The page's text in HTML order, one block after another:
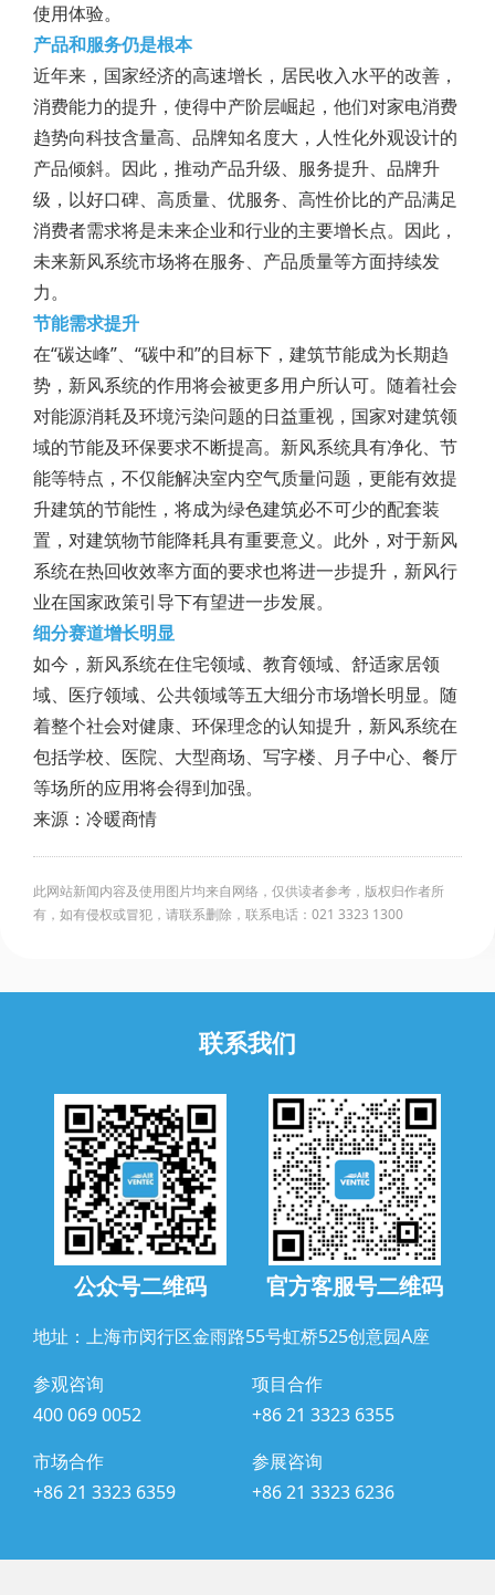
使用体验。
产品和服务仍是根本
近年来，国家经济的高速增长，居民收入水平的改善，
消费能力的提升，使得中产阶层崛起，他们对家电消费
趋势向科技含量高、品牌知名度大，人性化外观设计的
产品倾斜。因此，推动产品升级、服务提升、品牌升
级，以好口碑、高质量、优服务、高性价比的产品满足
消费者需求将是未来企业和行业的主要增长点。因此，
未来新风系统市场将在服务、产品质量等方面持续发
力。
节能需求提升
在“碳达峰”、“碳中和”的目标下，建筑节能成为长期趋
势，新风系统的作用将会被更多用户所认可。随着社会
对能源消耗及环境污染问题的日益重视，国家对建筑领
域的节能及环保要求不断提高。新风系统具有净化、节
能等特点，不仅能解决室内空气质量问题，更能有效提
升建筑的节能性，将成为绿色建筑必不可少的配套装
置，对建筑物节能降耗具有重要意义。此外，对于新风
系统在热回收效率方面的要求也将进一步提升，新风行
业在国家政策引导下有望进一步发展。
细分赛道增长明显
如今，新风系统在住宅领域、教育领域、舒适家居领
域、医疗领域、公共领域等五大细分市场增长明显。随
着整个社会对健康、环保理念的认知提升，新风系统在
包括学校、医院、大型商场、写字楼、月子中心、餐厅
等场所的应用将会得到加强。
来源：冷暖商情
此网站新闻内容及使用图片均来自网络，仅供读者参考，版权归作者所
有，如有侵权或冒犯，请联系删除，联系电话：021 3323 1300
联系我们
公众号二维码 官方客服号二维码
地址：上海市闵行区金雨路55号虹桥525创意园A座
参观咨询
400 069 0052
项目合作
+86 21 3323 6355
市场合作
+86 21 3323 6359
参展咨询
+86 21 3323 6236